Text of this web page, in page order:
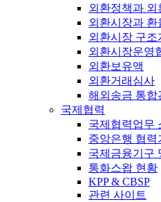
외환정책과 외
외환시장과 환
외환시장 구조
외환시장운영
외환보유액
외환거래심사
해외송금 통합
국제협력
국제협력업무
중앙은행 협력
국제금융기구
통화스왑 현황
KPP & CBSP
관련 사이트